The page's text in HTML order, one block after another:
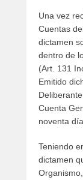
Una vez
Cuentas
dictamen
dentro de
(Art. 131
Emitido
Cuenta
noventa
Teniendo
dictamen